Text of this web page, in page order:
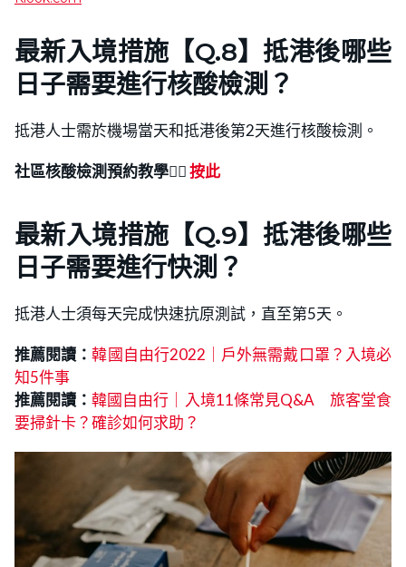
最新入境措施【Q.8】抵港後哪些
日子需要進行核酸檢測？
抵港人士需於機場當天和抵港後第2天進行核酸檢測。
社區核酸檢測預約教學👉🏻按此
最新入境措施【Q.9】抵港後哪些
日子需要進行快測？
抵港人士須每天完成快速抗原測試，直至第5天。
推薦閱讀：韓國自由行2022｜戶外無需戴口罩？入境必
知5件事
推薦閱讀：韓國自由行｜入境11條常見Q&A 旅客堂食
要掃針卡？確診如何求助？